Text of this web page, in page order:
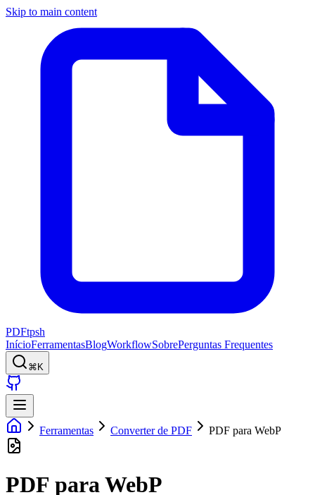
Skip to main content
PDFtpsh
InícioFerramentasBlogWorkflowSobrePerguntas Frequentes
⌘K
Ferramentas Converter de PDF PDF para WebP
PDF para WebP